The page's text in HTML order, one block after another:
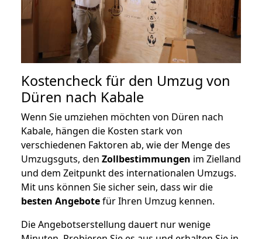
Kostencheck für den Umzug von
Düren nach Kabale
Wenn Sie umziehen möchten von Düren nach
Kabale, hängen die Kosten stark von
verschiedenen Faktoren ab, wie der Menge des
Umzugsguts, den Zollbestimmungen im Zielland
und dem Zeitpunkt des internationalen Umzugs.
Mit uns können Sie sicher sein, dass wir die
besten Angebotefür Ihren Umzug kennen.
Die Angebotserstellung dauert nur wenige